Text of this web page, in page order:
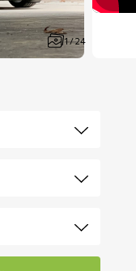
1 / 24